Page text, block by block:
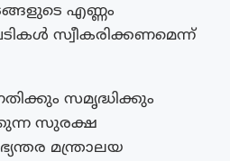
എണ്ണം
സ്വീകരിക്കണമെന്ന്
സമൃദ്ധിക്കും
സുരക്ഷ
മന്ത്രാലയ